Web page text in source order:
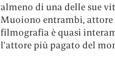
almeno di una delle sue
Muoiono entrambi, attore
filmografia è quasi
l’attore più pagato del